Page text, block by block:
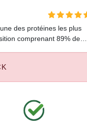
des protéines les plus
comprenant 89% de
musculaire sèche et une